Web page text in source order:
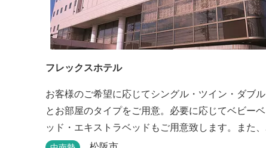
フレックスホテル
お客様のご希望に応じてシングル・ツイン・ダブル
とお部屋のタイプをご用意。必要に応じてベビーベ
ッド・エキストラベッドもご用意致します。また、
館内には松阪牛を使った洋食・和食のレストランと